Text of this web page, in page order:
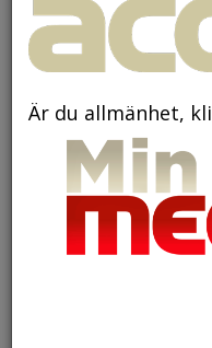
Moderna
utvecklade
skydd mot
Är du allmänhet,